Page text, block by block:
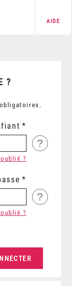
AIDE
?
?
?
?
?